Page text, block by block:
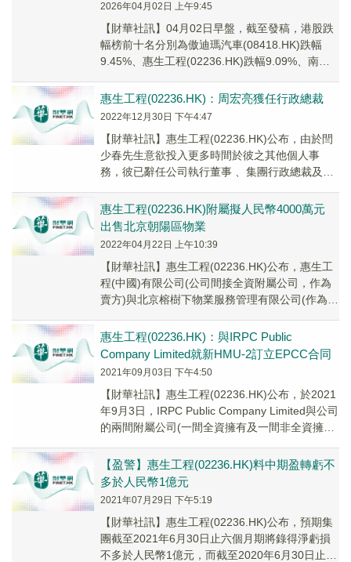
2026年04月02日 上午9:45
【財華社訊】04月02日早盤，截至發稿，港股跌
幅榜前十名分別為傲迪瑪汽車(08418.HK)跌幅
9.45%、惠生工程(02236.HK)跌幅9.09%、南方
惠生工程(02236.HK)：周宏亮獲任行政總裁
2022年12月30日 下午4:47
【財華社訊】惠生工程(02236.HK)公布，由於閆
少春先生意欲投入更多時間於彼之其他個人事
務，彼已辭任公司執行董事 、集團行政總裁及公
惠生工程(02236.HK)附屬擬人民幣4000萬元
出售北京朝陽區物業
2022年04月22日 上午10:39
【財華社訊】惠生工程(02236.HK)公布，惠生工
程(中國)有限公司(公司間接全資附屬公司，作為
賣方)與北京榕樹下物業服務管理有限公司(作為買
惠生工程(02236.HK)：與IRPC Public
Company Limited就新HMU-2訂立EPCC合同
2021年09月03日 下午4:50
【財華社訊】惠生工程(02236.HK)公布，於2021
年9月3日，IRPC Public Company Limited與公司
的兩間附屬公司(一間全資擁有及一間非全資擁有)
【盈警】惠生工程(02236.HK)料中期盈轉虧不
多於人民幣1億元
2021年07月29日 下午5:19
【財華社訊】惠生工程(02236.HK)公布，預期集
團截至2021年6月30日止六個月期將錄得淨虧損
不多於人民幣1億元，而截至2020年6月30日止六